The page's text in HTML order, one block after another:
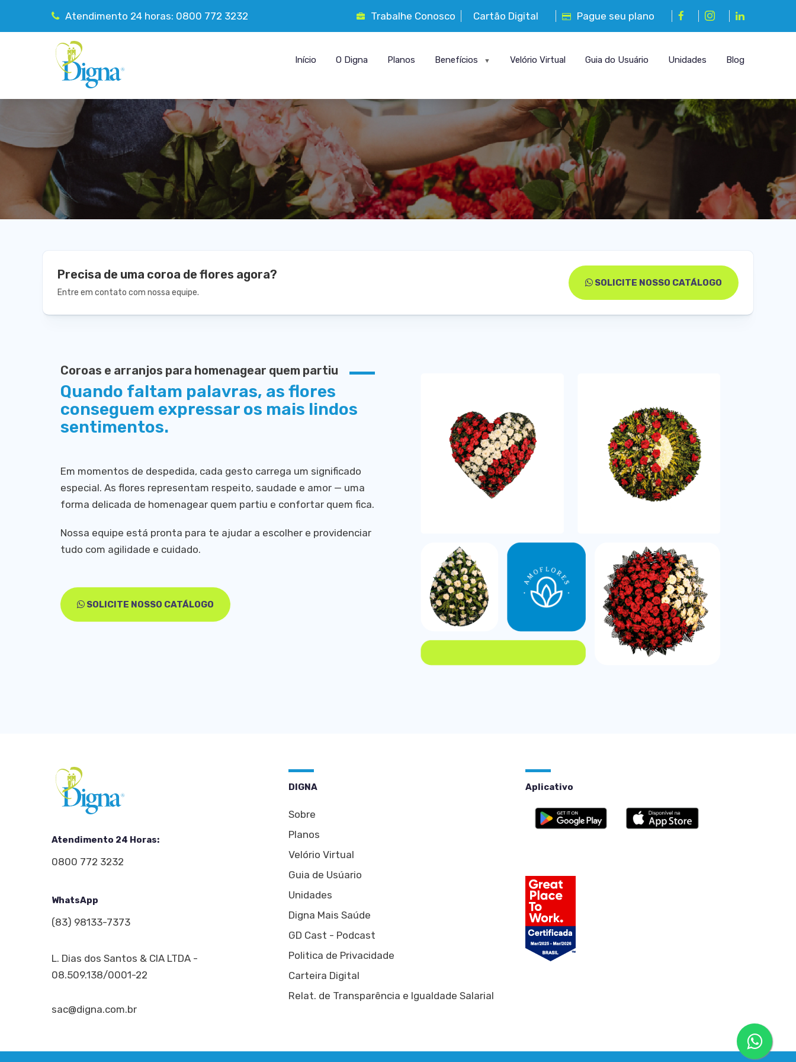
Atendimento 24 horas: 0800 772 3232 Trabalhe Conosco Cartão Digital Pague seu plano
Início O Digna Planos Benefícios ▼ Velório Virtual Guia do Usuário Unidades Blog
Precisa de uma coroa de flores agora?
Entre em contato com nossa equipe.
SOLICITE NOSSO CATÁLOGO
Coroas e arranjos para homenagear quem partiu
Quando faltam palavras, as flores
conseguem expressar os mais lindos
sentimentos.
Em momentos de despedida, cada gesto carrega um significado
especial. As flores representam respeito, saudade e amor — uma
forma delicada de homenagear quem partiu e confortar quem fica.
Nossa equipe está pronta para te ajudar a escolher e providenciar
tudo com agilidade e cuidado.
SOLICITE NOSSO CATÁLOGO
Atendimento 24 Horas:
0800 772 3232
WhatsApp
(83) 98133-7373
L. Dias dos Santos & CIA LTDA -
08.509.138/0001-22
sac@digna.com.br
DIGNA
Sobre
Planos
Velório Virtual
Guia de Usúario
Unidades
Digna Mais Saúde
GD Cast - Podcast
Politica de Privacidade
Carteira Digital
Relat. de Transparência e Igualdade Salarial
Aplicativo